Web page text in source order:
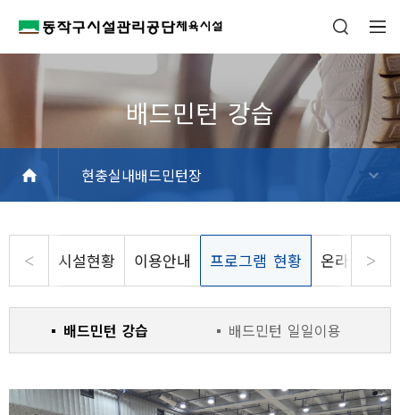
시설현황 이용안내 프로그램 현황 온라인 수
배드민턴 강습 배드민턴 일일이용
현충실내배드민턴장